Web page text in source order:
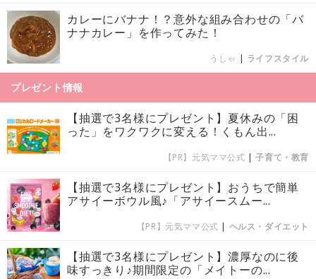
カレーにバナナ！？意外な組み合わせの「バ
ナナカレー」を作ってみた！
うしゃ | ライフスタイル
プレゼント情報
【抽選で3名様にプレゼント】夏休みの「困
った」をワクワクに変える！くもん出...
【PR】元気ママ公式 |子育て・教育
【抽選で3名様にプレゼント】おうちで簡単
アサイーボウル風♪「アサイースムー...
【PR】元気ママ公式 | ヘルス・ダイエット
【抽選で3名様にプレゼント】濃厚なのに後
味すっきり♪期間限定の「メイトーの...